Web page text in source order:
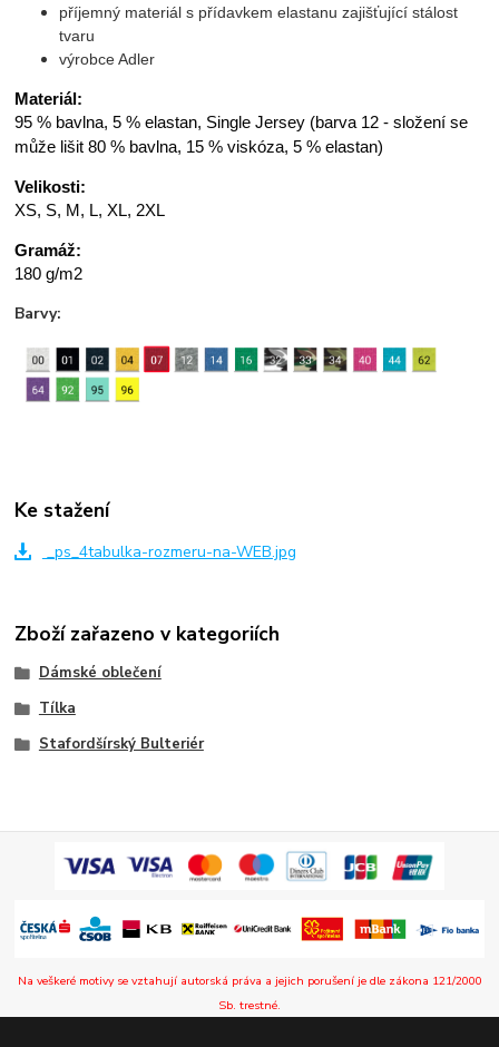
příjemný materiál s přídavkem elastanu zajišťující stálost
tvaru
výrobce Adler
Materiál:
95 % bavlna, 5 % elastan, Single Jersey (barva 12 - složení se
může lišit 80 % bavlna, 15 % viskóza, 5 % elastan)
Velikosti:
XS, S, M, L, XL, 2XL
Gramáž:
180 g/m2
Barvy:
Ke stažení
_ps_4tabulka-rozmeru-na-WEB.jpg
Zboží zařazeno v kategoriích
Dámské oblečení
Tílka
Stafordšírský Bulteriér
Na veškeré motivy se vztahují autorská práva a jejich porušení je dle zákona 121/2000
Sb. trestné.